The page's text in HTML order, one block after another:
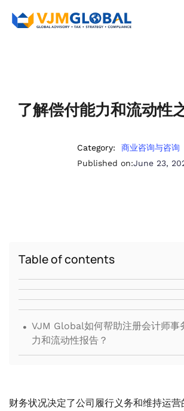
了解偿付能力和流动性
Category:
商业咨询与咨询
Published on:June 23,
Table of contents
. VJM Global如何帮助注册会计师事
力和流动性报告？
财务状况决定了公司履行义务和维持运